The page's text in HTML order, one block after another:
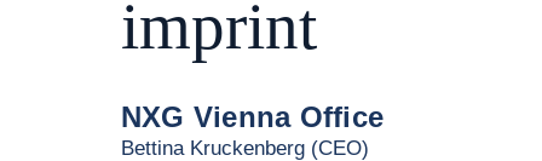
imprint
NXG Vienna Office
Bettina Kruckenberg (CEO)